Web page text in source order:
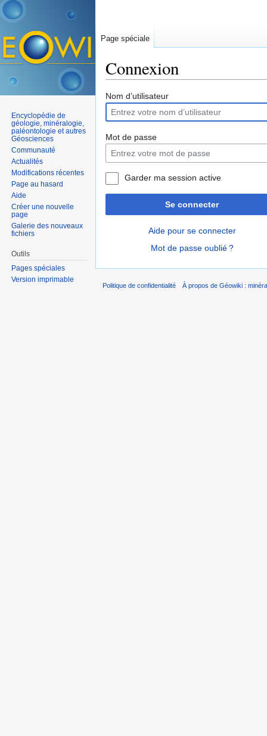
Connexion
Nom d’utilisateur
Mot de passe
Garder ma session active
Se connecter
Aide pour se connecter
Mot de passe oublié ?
Page spéciale
Encyclopédie de
géologie, minéralogie,
paléontologie et autres
Géosciences
Communauté
Actualités
Modifications récentes
Page au hasard
Aide
Créer une nouvelle
page
Galerie des nouveaux
fichiers
Outils
Pages spéciales
Version imprimable
Politique de confidentialité À propos de Géowiki :